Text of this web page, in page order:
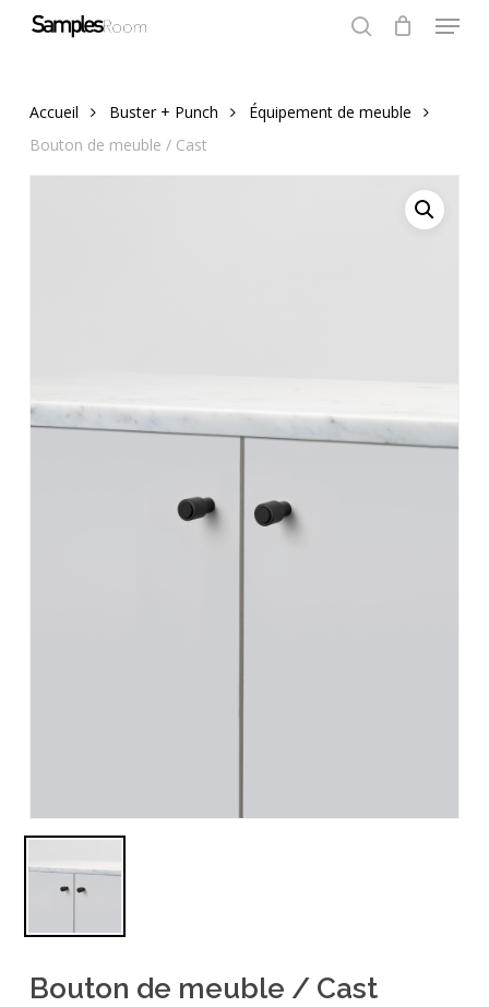
Menu
Accueil Buster + Punch
Équipement de meuble
Bouton de meuble / Cast
Bouton de meuble / Cast